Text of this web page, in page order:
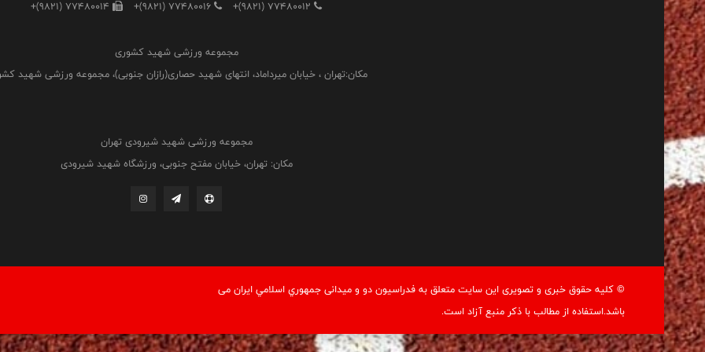
+(9821) 77480012
+(9821) 77480016
+(9821) 77480014
مجموعه ورزشی شهید کشوری
مکان:تهران ، خیابان میرداماد، انتهای شهید حصاری(رازان جنوبی)، مجموعه ورزشی شهید
مجموعه ورزشی شهید شیرودی تهران
مکان: تهران، خیابان مفتح جنوبی، ورزشگاه شهید شیرودی
© کليه حقوق خبری و تصويری اين سايت متعلق به فدراسيون دو و میدانی جمهوري اسلامي ايران می
باشد.استفاده از مطالب با ذكر منبع آزاد است.